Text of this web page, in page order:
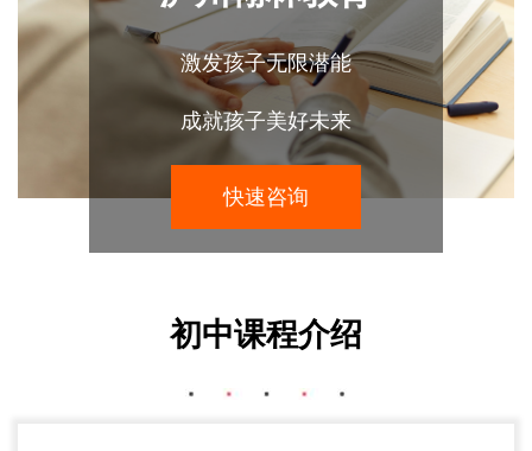
激发孩子无限潜能
成就孩子美好未来
快速咨询
初中课程介绍